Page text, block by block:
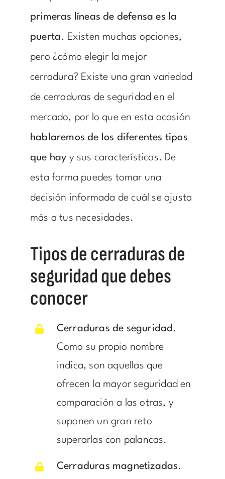
primeras líneas de defensa es la
puerta. Existen muchas opciones,
pero ¿cómo elegir la mejor
cerradura? Existe una gran variedad
de cerraduras de seguridad en el
mercado, por lo que en esta ocasión
hablaremos de los diferentes tipos
que hay y sus características. De
esta forma puedes tomar una
decisión informada de cuál se ajusta
más a tus necesidades.
Tipos de cerraduras de
seguridad que debes
conocer
Cerraduras de seguridad .
Como su propio nombre
indica, son aquellas que
ofrecen la mayor seguridad en
comparación a las otras, y
suponen un gran reto
superarlas con palancas.
Cerraduras magnetizadas.